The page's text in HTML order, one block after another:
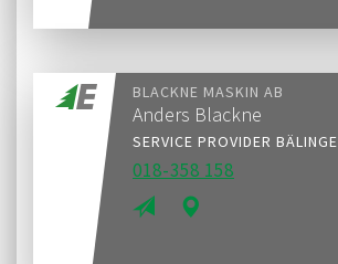
BLACKNE MASKIN AB
Anders Blackne
SERVICE PROVIDER BÄLINGE
018-358 158